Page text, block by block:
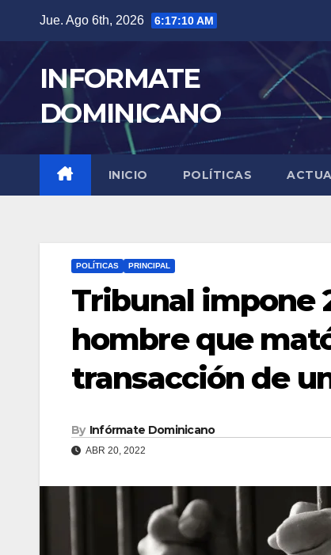
content
Jue. Ago 6th, 2026 6:17:11 AM
INFORMATE
DOMINICANO
INICIO POLÍTICAS
POLÍTICAS PRINCIPAL
Tribunal impone
hombre que
transacción de
By Infórmate Dominicano
ABR 20, 2022